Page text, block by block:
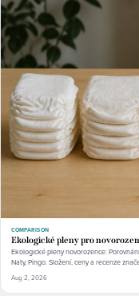
COMPARISON
Ekologické pleny pro
Ekologické pleny novorozence:
Naty, Pingo. Složení, ceny a recenze
Aug 2, 2026